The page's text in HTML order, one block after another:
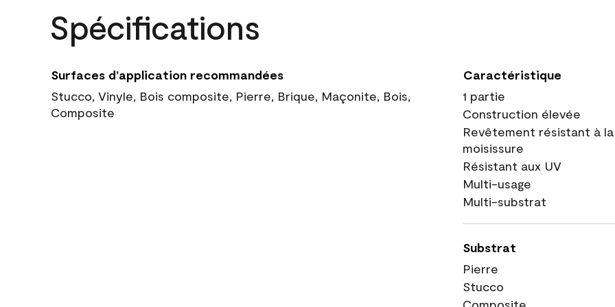
Spécifications
Surfaces d’application recommandées
Stucco, Vinyle, Bois composite, Pierre, Brique, Maçonite, Bois,
Composite
Caractéristique
1 partie
Construction élevée
Revêtement résistant à la
moisissure
Résistant aux UV
Multi-usage
Multi-substrat
Substrat
Pierre
Stucco